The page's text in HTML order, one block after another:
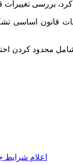
قانون
محدود کردن
اعلام